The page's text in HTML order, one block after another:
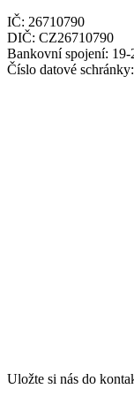
IČ: 26710790
DIČ: CZ26710790
Bankovní spojení:
Číslo datové
Uložte si nás do